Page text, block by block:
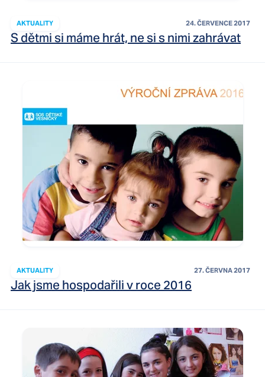
AKTUALITY 24. ČERVENCE 2017
S dětmi si máme hrát, ne si s nimi zahrávat
AKTUALITY 27. ČERVNA 2017
Jak jsme hospodařili v roce 2016